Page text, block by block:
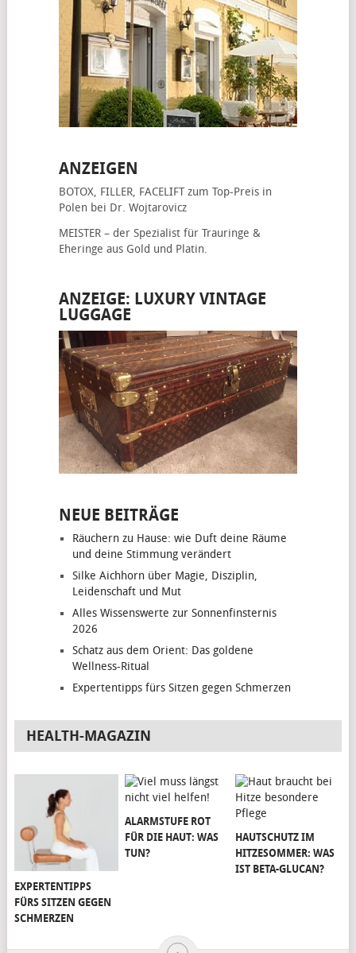
ANZEIGEN
BOTOX, FILLER, FACELIFTzum Top-Preis in
Polen bei Dr. Wojtarovicz
MEISTER – der Spezialist für Trauringe &
Eheringe aus Gold und Platin.
ANZEIGE: LUXURY VINTAGE
LUGGAGE
NEUE BEITRÄGE
Räuchern zu Hause: wie Duft deine Räume
und deine Stimmung verändert
Silke Aichhorn über Magie, Disziplin,
Leidenschaft und Mut
Alles Wissenswerte zur Sonnenfinsternis
2026
Schatz aus dem Orient: Das goldene
Wellness-Ritual
Expertentipps fürs Sitzen gegen Schmerzen
HEALTH-MAGAZIN
EXPERTENTIPPS
FÜRS SITZEN GEGEN
SCHMERZEN
ALARMSTUFE ROT
FÜR DIE HAUT: WAS
TUN?
HAUTSCHUTZ IM
HITZESOMMER: WAS
IST BETA-GLUCAN?